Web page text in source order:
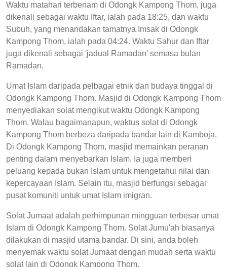
Waktu matahari terbenam di Odongk Kampong Thom, juga
dikenali sebagai waktu Iftar, ialah pada 18:25, dan waktu
Subuh, yang menandakan tamatnya Imsak di Odongk
Kampong Thom, ialah pada 04:24. Waktu Sahur dan Iftar
juga dikenali sebagai 'jadual Ramadan' semasa bulan
Ramadan.
Umat Islam daripada pelbagai etnik dan budaya tinggal di
Odongk Kampong Thom. Masjid di Odongk Kampong Thom
menyediakan solat mengikut waktu Odongk Kampong
Thom. Walau bagaimanapun, waktus solat di Odongk
Kampong Thom berbeza daripada bandar lain di Kamboja.
Di Odongk Kampong Thom, masjid memainkan peranan
penting dalam menyebarkan Islam. Ia juga memberi
peluang kepada bukan Islam untuk mengetahui nilai dan
kepercayaan Islam. Selain itu, masjid berfungsi sebagai
pusat komuniti untuk umat Islam imigran.
Solat Jumaat adalah perhimpunan mingguan terbesar umat
Islam di Odongk Kampong Thom. Solat Jumu'ah biasanya
dilakukan di masjid utama bandar. Di sini, anda boleh
menyemak waktu solat Jumaat dengan mudah serta waktu
solat lain di Odongk Kampong Thom.